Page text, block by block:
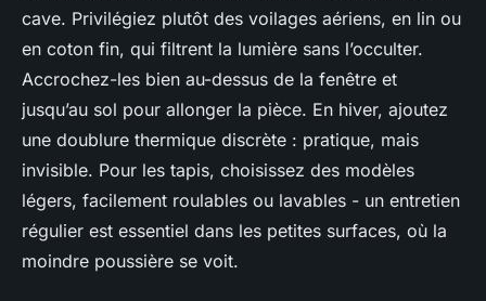
cave. Privilégiez plutôt des voilages aériens, en lin ou
en coton fin, qui filtrent la lumière sans l’occulter.
Accrochez-les bien au-dessus de la fenêtre et
jusqu’au sol pour allonger la pièce. En hiver, ajoutez
une doublure thermique discrète : pratique, mais
invisible. Pour les tapis, choisissez des modèles
légers, facilement roulables ou lavables - un entretien
régulier est essentiel dans les petites surfaces, où la
moindre poussière se voit.